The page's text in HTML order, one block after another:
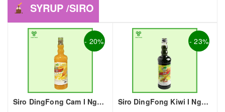
SYRUP /SIRO
- 20%
Siro DingFong Cam I Nguyên Liệu Pha Chế - Tobee Food
- 23%
Siro DingFong Kiwi I Nguyên Liệu Pha Chế - Tobee Food